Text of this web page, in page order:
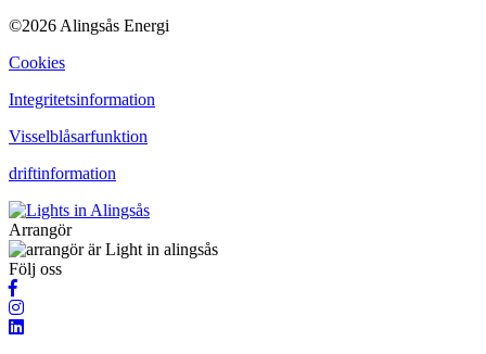
©2026 Alingsås Energi
Cookies
Integritetsinformation
Visselblåsarfunktion
driftinformation
Arrangör
Följ oss